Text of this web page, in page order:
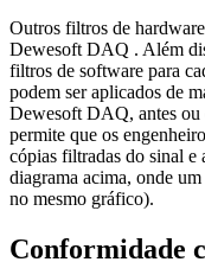
Outros filtros de
Dewesoft DAQ . Além
filtros de software para
podem ser aplicados de
Dewesoft DAQ, antes ou
permite que os
cópias filtradas do sinal e
diagrama acima, onde
no mesmo gráfico).
Conformidade